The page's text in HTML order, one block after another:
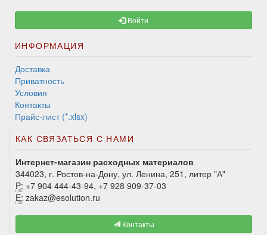
Войти
ИНФОРМАЦИЯ
Доставка
Приватность
Условия
Контакты
Прайс-лист (*.xlsx)
КАК СВЯЗАТЬСЯ С НАМИ
Интернет-магазин расходных материалов
344023, г. Ростов-на-Дону, ул. Ленина, 251, литер "А"
P: +7 904 444-43-94, +7 928 909-37-03
E: zakaz@esolution.ru
Контакты